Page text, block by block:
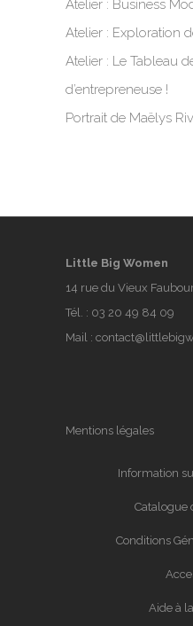
Atelier : Business
Atelier : Exploration
Atelier : Le Tableau
d’entrepreneuse !
Portrait de Maëlys
Little Big Women
14 rue du Vieux
Tél. : 03 20 49 84 09
Mail :
Mentions légales
Information
Catalogue
Conditions
Aide à